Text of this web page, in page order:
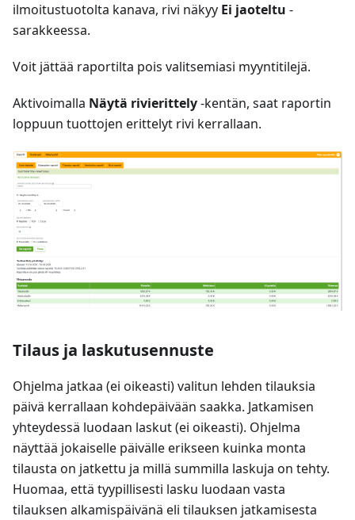
ilmoitustuotolta kanava, rivi näkyy Ei jaoteltu -
sarakkeessa.
Voit jättää raportilta pois valitsemiasi myyntitilejä.
Aktivoimalla Näytä rivierittely-kentän, saat raportin
loppuun tuottojen erittelyt rivi kerrallaan.
Tilaus ja laskutusennuste
Ohjelma jatkaa (ei oikeasti) valitun lehden tilauksia
päivä kerrallaan kohdepäivään saakka. Jatkamisen
yhteydessä luodaan laskut (ei oikeasti). Ohjelma
näyttää jokaiselle päivälle erikseen kuinka monta
tilausta on jatkettu ja millä summilla laskuja on tehty.
Huomaa, että tyypillisesti lasku luodaan vasta
tilauksen alkamispäivänä eli tilauksen jatkamisesta